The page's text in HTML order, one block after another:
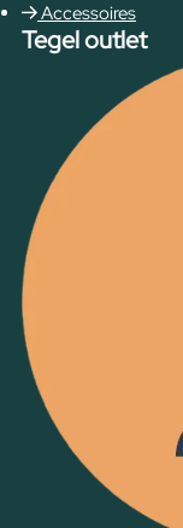
Accessoires
Tegel outlet